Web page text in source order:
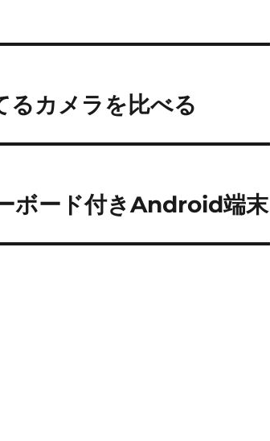
カメラを比べる
ボード付きAndroid端末